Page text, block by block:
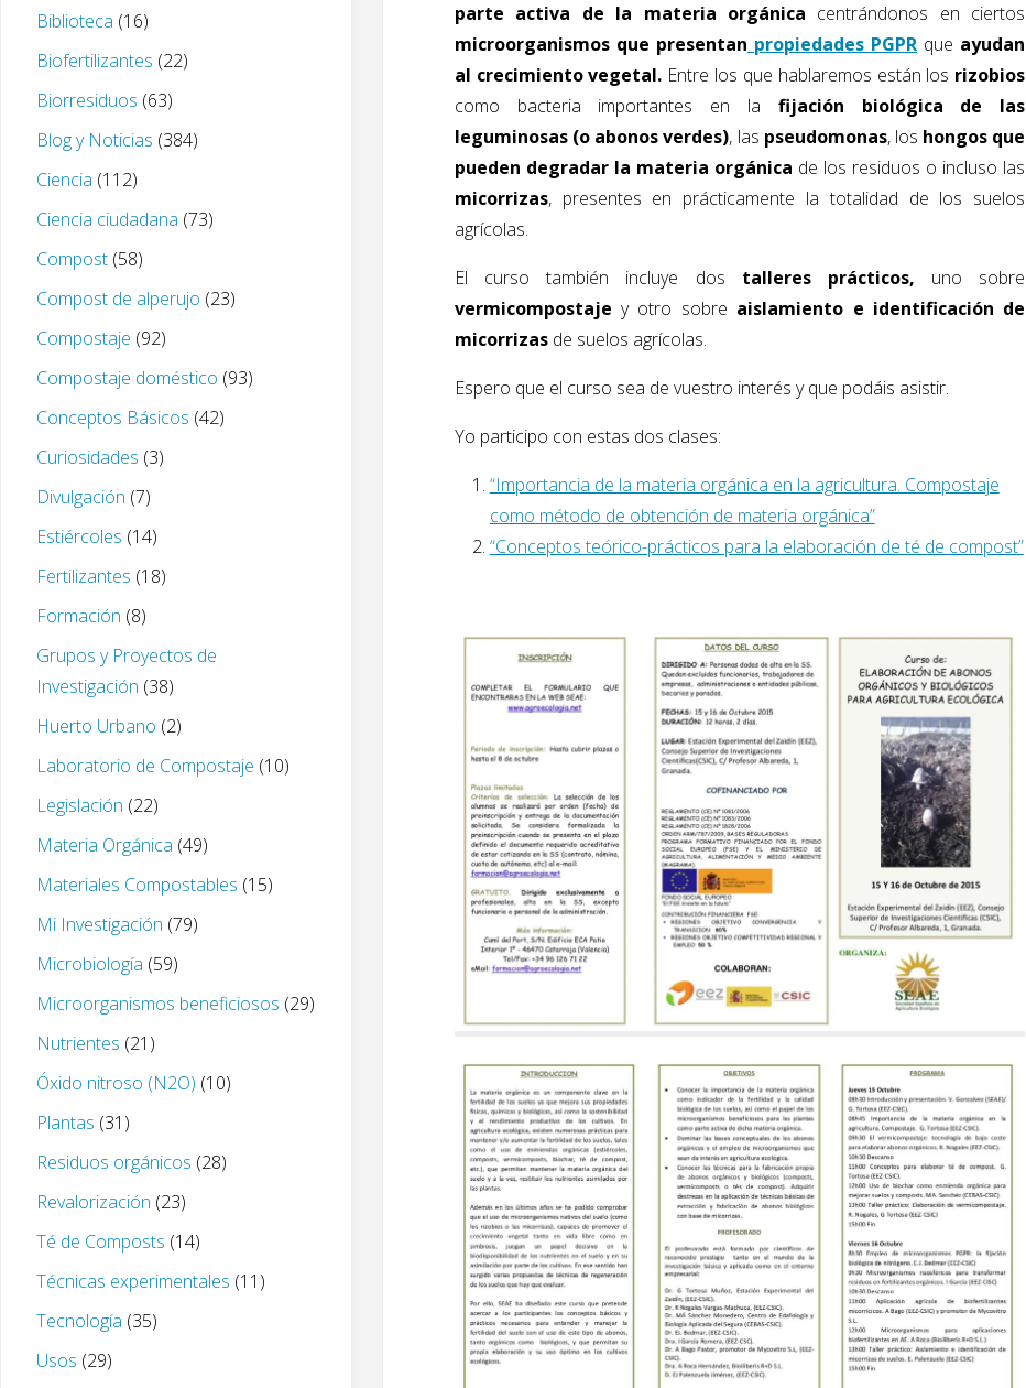
parte activa de la materia orgánica centrándonos en ciertos
microorganismos que presentan propiedades PGPR que ayudan
al crecimiento vegetal. Entre los que hablaremos están los rizobios
como bacteria importantes en la fijación biológica de las
leguminosas (o abonos verdes), las pseudomonas, los hongos que
pueden degradar la materia orgánica de los residuos o incluso las
micorrizas, presentes en prácticamente la totalidad de los suelos
agrícolas.
El curso también incluye dos talleres prácticos, uno sobre
vermicompostaje y otro sobre aislamiento e identificación de
micorrizasde suelos agrícolas.
Espero que el curso sea de vuestro interés y que podáis asistir.
Yo participo con estas dos clases:
“Importancia de la materia orgánica en la agricultura. Compostaje
como método de obtención de materia orgánica”
“Conceptos teórico-prácticos para la elaboración de té de compost”
Biblioteca (16)
Biofertilizantes (22)
Biorresiduos (63)
Blog y Noticias (384)
Ciencia (112)
Ciencia ciudadana (73)
Compost (58)
Compost de alperujo (23)
Compostaje (92)
Compostaje doméstico (93)
Conceptos Básicos (42)
Curiosidades (3)
Divulgación (7)
Estiércoles (14)
Fertilizantes (18)
Formación (8)
Grupos y Proyectos de
Investigación (38)
Huerto Urbano (2)
Laboratorio de Compostaje (10)
Legislación (22)
Materia Orgánica (49)
Materiales Compostables (15)
Mi Investigación (79)
Microbiología (59)
Microorganismos beneficiosos (29)
Nutrientes (21)
Óxido nitroso (N2O) (10)
Plantas (31)
Residuos orgánicos (28)
Revalorización (23)
Té de Composts (14)
Técnicas experimentales (11)
Tecnología (35)
Usos (29)